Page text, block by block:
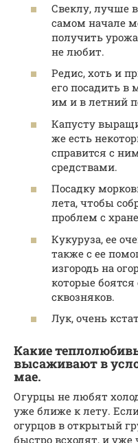
Свеклу, лучше
самом начале
получить
не любит.
Редис, хоть и
его посадить в
им и в летний
Капусту
же есть
справится с
средствами.
Посадку
лета, чтобы
проблем с
Кукуруза, ее
также с ее
изгородь на
которые
сквозняков.
Лук, очень
Какие
высаживают в
мае.
Огурцы не любят
уже ближе к лету.
огурцов в открытый
быстро всходят, и уже